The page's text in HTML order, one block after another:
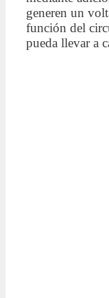
generen un
función del
pueda llevar a